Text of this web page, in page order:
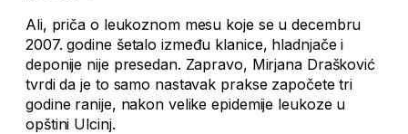
Ali, priča o leukoznom mesu koje se u decembru
2007. godine šetalo između klanice, hladnjače i
deponije nije presedan. Zapravo, Mirjana Drašković
tvrdi da je to samo nastavak prakse započete tri
godine ranije, nakon velike epidemije leukoze u
opštini Ulcinj.